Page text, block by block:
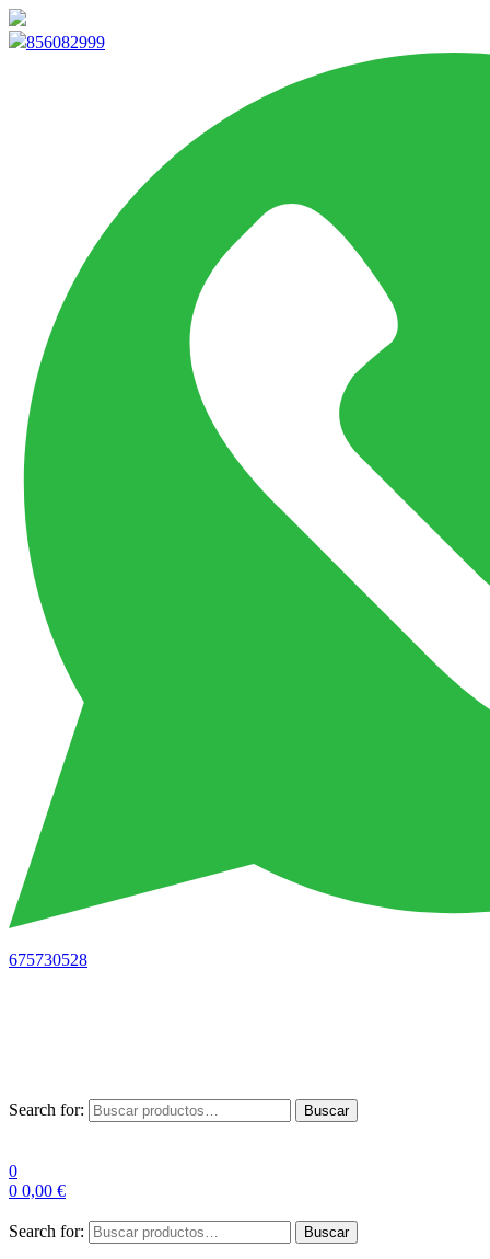
856082999
675730528
Search for: Buscar
0
0 0,00 €
Search for: Buscar